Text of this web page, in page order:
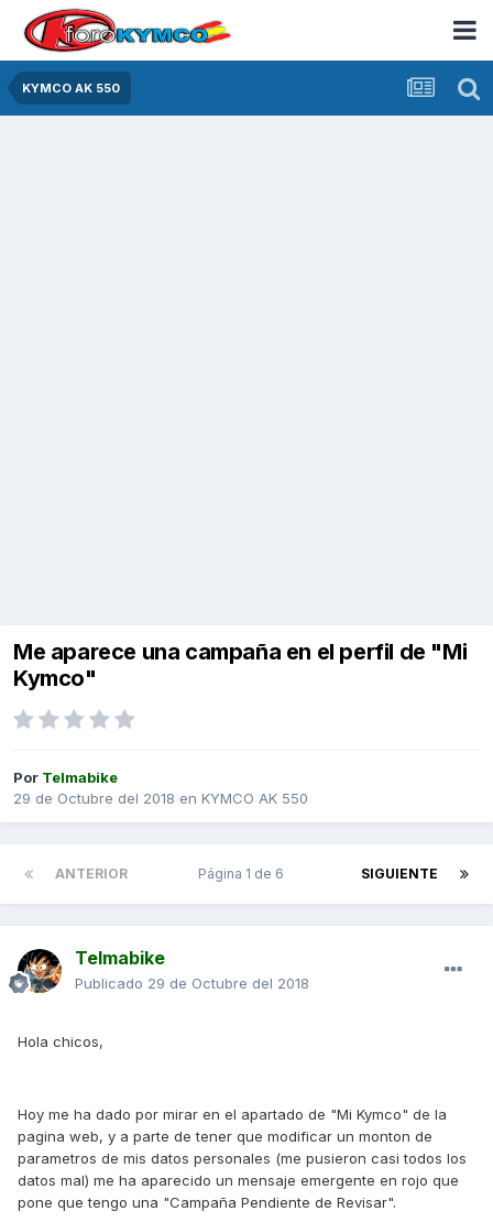
KYMCO AK 550
Me aparece una campaña en el perfil de "Mi
Kymco"
Por Telmabike
29 de Octubre del 2018 en KYMCO AK 550
ANTERIOR SIGUIENTE
Página 1 de 6
Telmabike
Publicado 29 de Octubre del 2018
Hola chicos,
Hoy me ha dado por mirar en el apartado de "Mi Kymco" de la
pagina web, y a parte de tener que modificar un monton de
parametros de mis datos personales (me pusieron casi todos los
datos mal) me ha aparecido un mensaje emergente en rojo que
pone que tengo una "Campaña Pendiente de Revisar".